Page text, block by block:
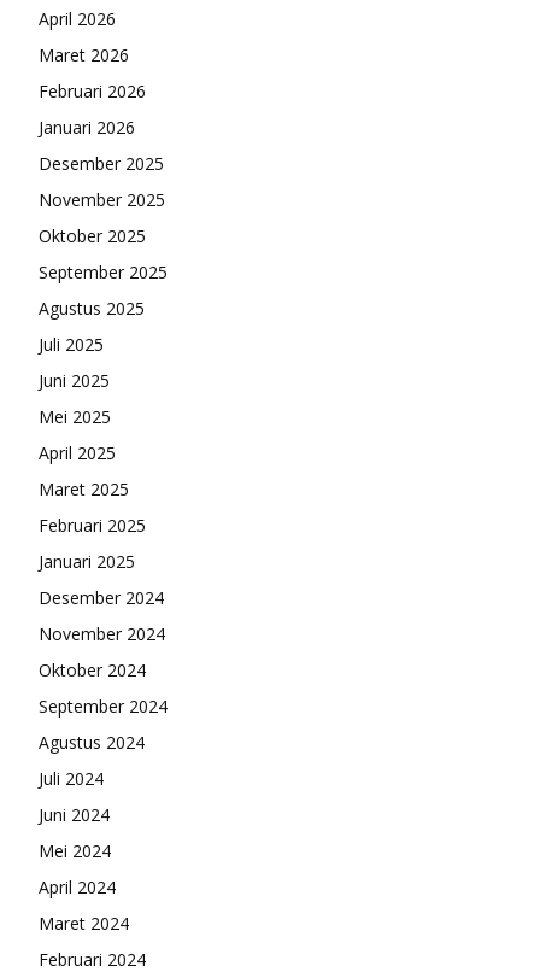
April 2026
Maret 2026
Februari 2026
Januari 2026
Desember 2025
November 2025
Oktober 2025
September 2025
Agustus 2025
Juli 2025
Juni 2025
Mei 2025
April 2025
Maret 2025
Februari 2025
Januari 2025
Desember 2024
November 2024
Oktober 2024
September 2024
Agustus 2024
Juli 2024
Juni 2024
Mei 2024
April 2024
Maret 2024
Februari 2024